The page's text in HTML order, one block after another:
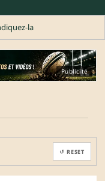
la
Publicité
↺ RESET